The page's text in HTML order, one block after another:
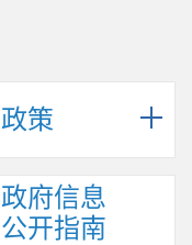
政策
政府信息
公开指南